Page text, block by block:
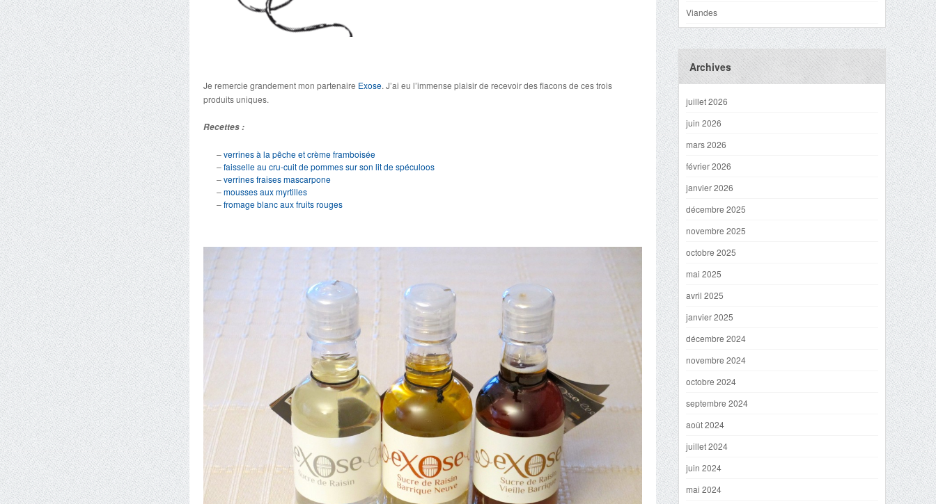
Je remercie grandement mon partenaire Exose. J’ai eu l’immense plaisir de recevoir des flacons de ces trois
produits uniques.
Recettes :
–verrines à la pêche et crème framboisée
–faisselle au cru-cuit de pommes sur son lit de spéculoos
–verrines fraises mascarpone
–mousses aux myrtilles
–fromage blanc aux fruits rouges
Viandes
Archives
juillet 2026
juin 2026
mars 2026
février 2026
janvier 2026
décembre 2025
novembre 2025
octobre 2025
mai 2025
avril 2025
janvier 2025
décembre 2024
novembre 2024
octobre 2024
septembre 2024
août 2024
juillet 2024
juin 2024
mai 2024